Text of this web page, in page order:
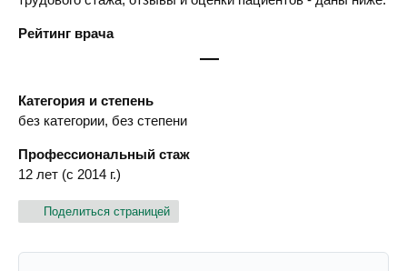
Рейтинг врача
—
Категория и степень
без категории, без степени
Профессиональный стаж
12 лет (с 2014 г.)
Поделиться страницей